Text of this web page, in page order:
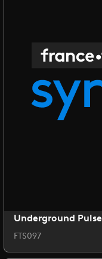
Underground Pulse
FTS097